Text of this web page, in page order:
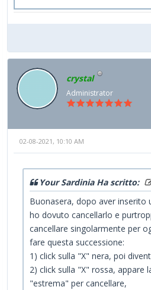
crystal
Administrator
02-08-2021, 10:10 AM
Your Sardinia Ha scritto:
Buonasera, dopo aver inserito
ho dovuto cancellarlo e
cancellare singolarmente per
fare questa successione:
1) click sulla "X" nera, poi
2) click sulla "X" rossa, appare
"estrema" per cancellare,